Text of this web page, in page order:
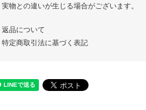
実物との違いが生じる場合がございます。
返品について
特定商取引法に基づく表記